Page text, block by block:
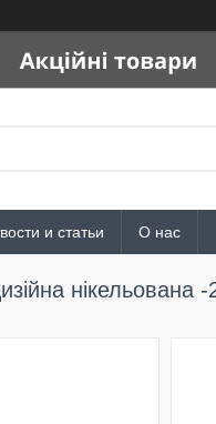
и статьи О нас
нікельована